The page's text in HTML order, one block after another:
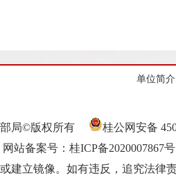
单位简介
部局©版权所有
桂公网安备
备案号：桂ICP备2020007867号
建立镜像。如有违反，追究法律